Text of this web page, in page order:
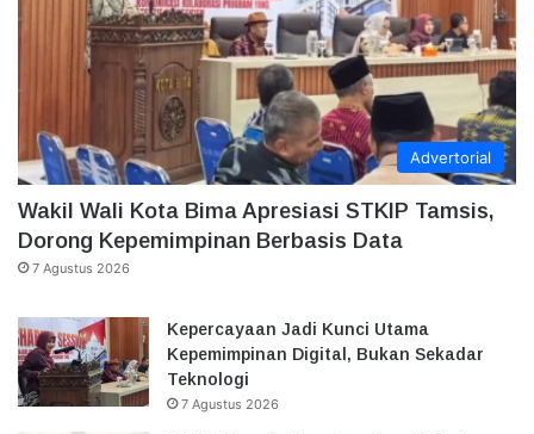
Advertorial
Wakil Wali Kota Bima Apresiasi STKIP Tamsis,
Dorong Kepemimpinan Berbasis Data
7 Agustus 2026
Kepercayaan Jadi Kunci Utama
Kepemimpinan Digital, Bukan Sekadar
Teknologi
7 Agustus 2026